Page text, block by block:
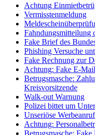
Achtung
Vermisstenmeldung
Fahndungsmitteilung
Fake Brief des
Phishing Versuche
Fake Rechnung zur
Achtung: Fake E-
Betrugsmasche:
Kreisvorsitzende
Walk-out Warnung
Polizei bittet um
Unseriöse
Achtung:
Betrugsmasche: